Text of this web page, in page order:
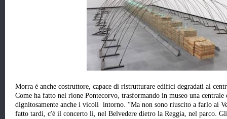
Morra è anche costruttore, capace di ristrutturare edifici degradati al
Come ha fatto nel rione Pontecorvo, trasformando in museo una
dignitosamente anche i vicoli intorno. “Ma non sono riuscito a farlo ai
fatto tardi, c'è il concerto lì, nel Belvedere dietro la Reggia, nel parco.